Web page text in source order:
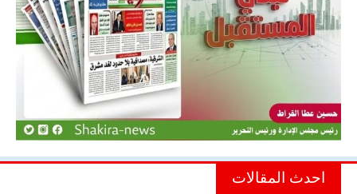
احدث المقالات